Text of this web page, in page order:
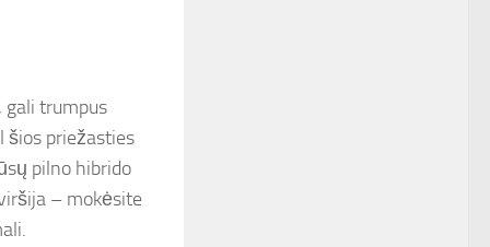
gali trumpus
šios priežasties
pilno hibrido
– mokėsite